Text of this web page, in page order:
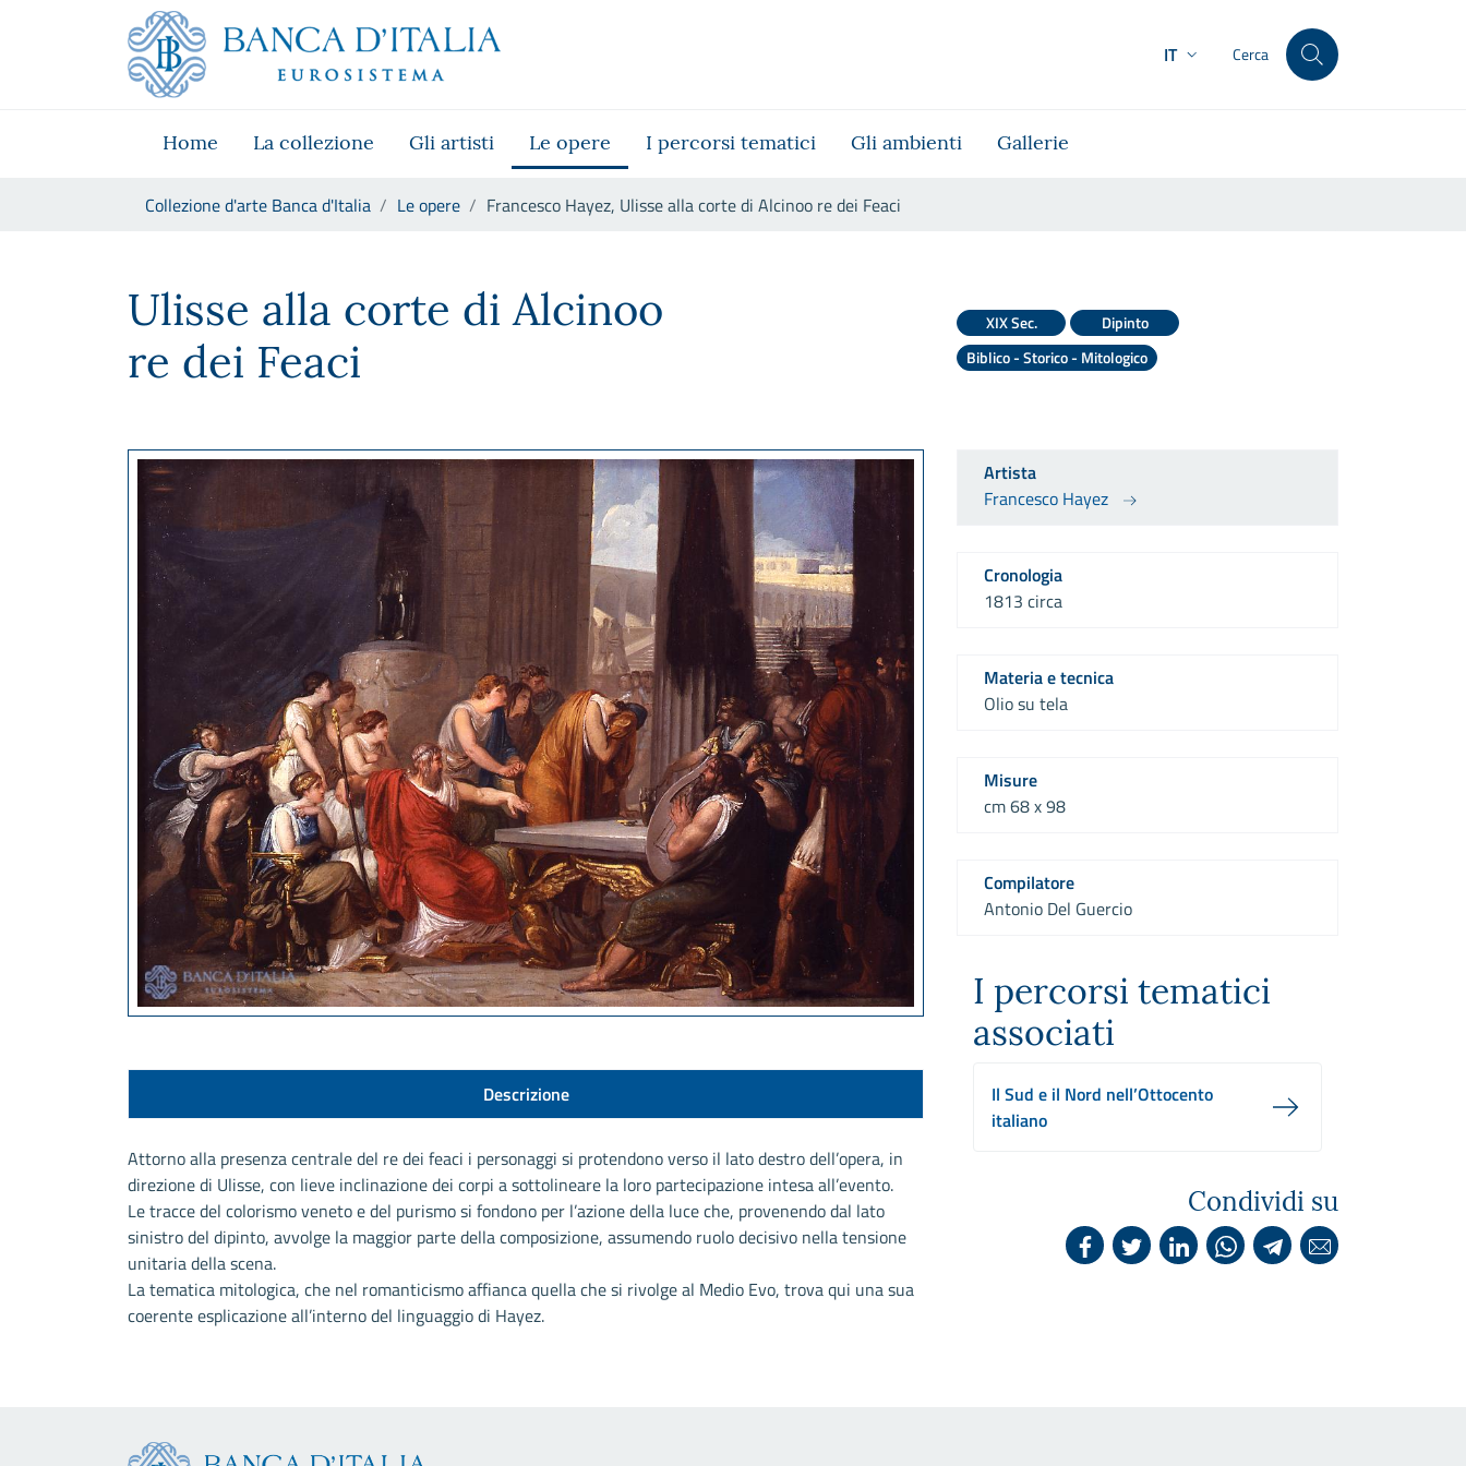
Skip to Main Content
Vai al sito istituzionale
Vai al menu di navigazione
Vai alla ricerca
Vai ai contenuti
IT Cerca
Home La collezione Gli artisti Le opere I percorsi tematici Gli ambienti Gallerie
Collezione d'arte Banca d'Italia Le opere Francesco Hayez, Ulisse alla corte di Alcinoo re dei Feaci
Ulisse alla corte di Alcinoo
re dei Feaci
XIX Sec.
Dipinto
Biblico - Storico - Mitologico
Descrizione
Attorno alla presenza centrale del re dei feaci i personaggi si protendono verso il lato destro dell’opera, in
direzione di Ulisse, con lieve inclinazione dei corpi a sottolineare la loro partecipazione intesa all’evento.
Le tracce del colorismo veneto e del purismo si fondono per l’azione della luce che, provenendo dal lato
sinistro del dipinto, avvolge la maggior parte della composizione, assumendo ruolo decisivo nella tensione
unitaria della scena.
La tematica mitologica, che nel romanticismo affianca quella che si rivolge al Medio Evo, trova qui una sua
coerente esplicazione all’interno del linguaggio di Hayez.
Artista
Francesco Hayez
Cronologia
1813 circa
Materia e tecnica
Olio su tela
Misure
cm 68 x 98
Compilatore
Antonio Del Guercio
I percorsi tematici
associati
Il Sud e il Nord nell’Ottocento
italiano
Condividi su